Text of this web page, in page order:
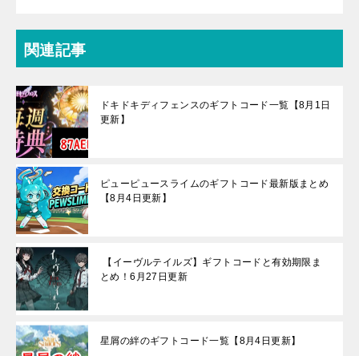
関連記事
ドキドキディフェンスのギフトコード一覧【8月1日
更新】
ピューピュースライムのギフトコード最新版まとめ
【8月4日更新】
【イーヴルテイルズ】ギフトコードと有効期限ま
とめ！6月27日更新
星屑の絆のギフトコード一覧【8月4日更新】